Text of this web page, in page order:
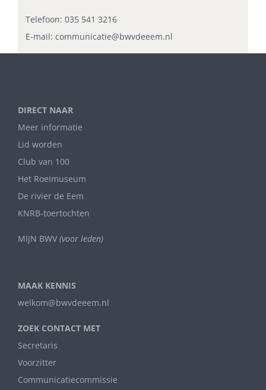
Telefoon:035 541 3216
E-mail:communicatie@bwvdeeem.nl
DIRECT NAAR
Meer informatie
Lid worden
Club van 100
Het Roeimuseum
De rivier de Eem
KNRB-toertochten
MIJN BWV (voor leden)
MAAK KENNIS
welkom@bwvdeeem.nl
ZOEK CONTACT MET
Secretaris
Voorzitter
Communicatiecommissie